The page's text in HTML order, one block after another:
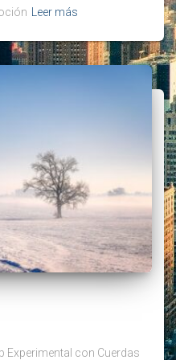
Leer más
Experimental con Cuerdas